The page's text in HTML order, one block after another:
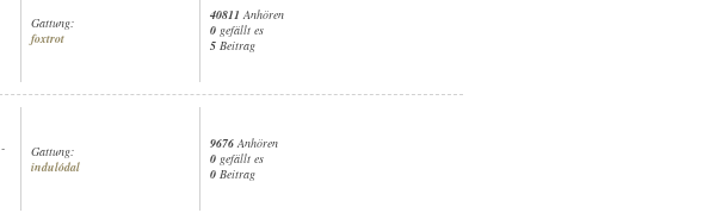
Gattung:
foxtrot
40811 Anhören
0 gefällt es
5 Beitrag
-
Gattung:
indulódal
9676Anhören
0 gefällt es
0 Beitrag